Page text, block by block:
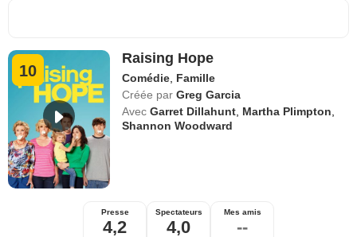
10
Raising Hope
Comédie Famille
Créée par Greg Garcia
Avec Garret Dillahunt Martha Plimpton
Shannon Woodward
Presse
4,2
Spectateurs
4,0
Mes amis
--